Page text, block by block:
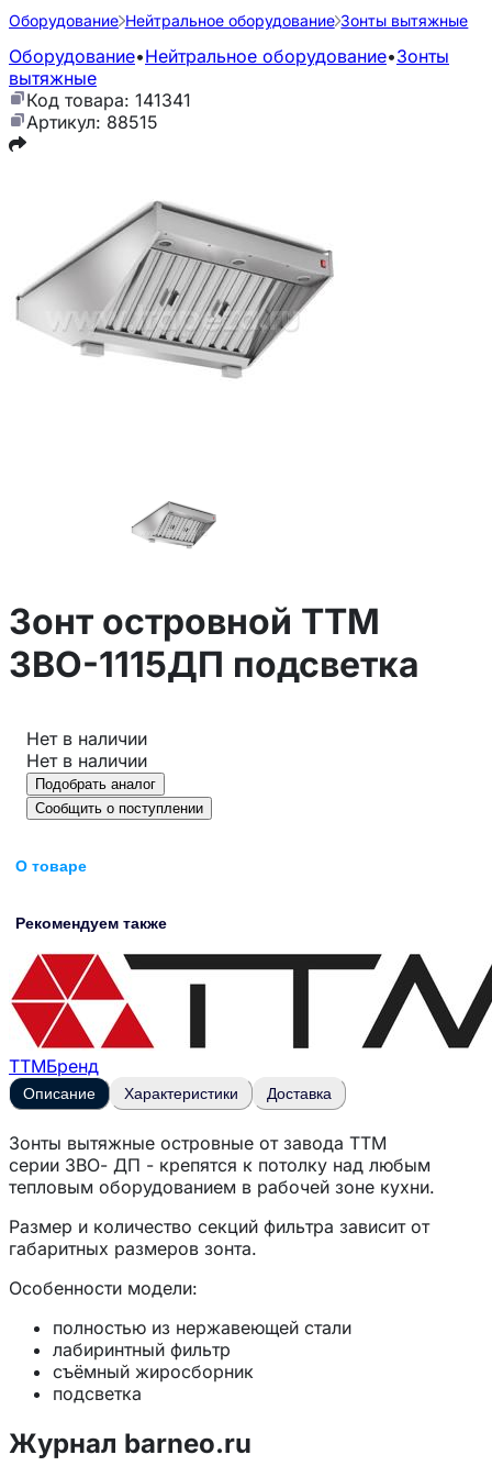
Оборудование Нейтральное оборудование Зонты вытяжные
Оборудование•Нейтральное оборудование•Зонты
вытяжные
Код товара: 141341
Артикул: 88515
Зонт островной ТТМ
ЗВО-1115ДП подсветка
Нет в наличии
Нет в наличии
Подобрать аналог
Сообщить о поступлении
О товаре
Рекомендуем также
ТТМБренд
Описание Характеристики Доставка
Зонты вытяжные островные от завода ТТМ
серии ЗВО- ДП - крепятся к потолку над любым
тепловым оборудованием в рабочей зоне кухни.
Размер и количество секций фильтра зависит от
габаритных размеров зонта.
Особенности модели:
полностью из нержавеющей стали
лабиринтный фильтр
съёмный жиросборник
подсветка
диаметром 315 мм.
Журнал barneo.ru